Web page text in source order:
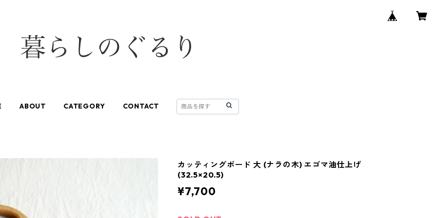
ABOUT CATEGORY CONTACT
カッティングボード 大 (ナラの木) エゴマ油仕上げ
(32.5×20.5)
¥7,700